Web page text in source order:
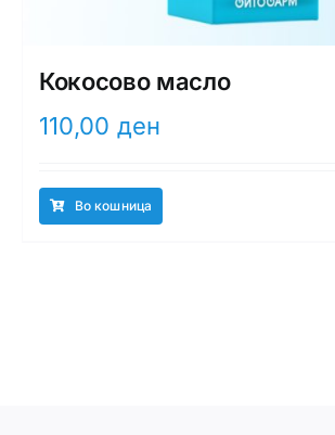
Кокосово масло
110,00 ден
Во кошница